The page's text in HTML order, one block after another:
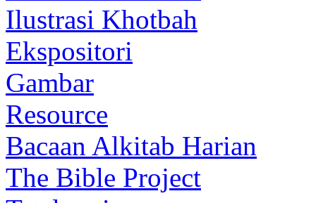
Ilustrasi Khotbah
Ekspositori
Gambar
Resource
Bacaan Alkitab Harian
The Bible Project